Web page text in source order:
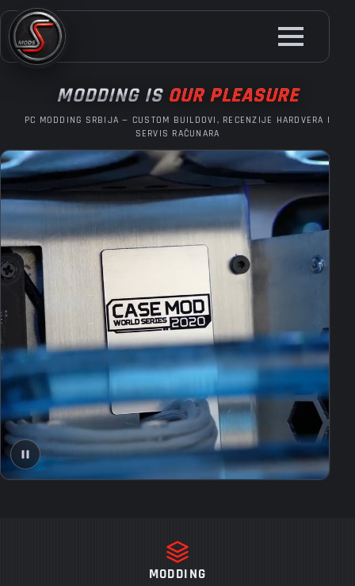
Skip
to
main
MODDING IS OUR PLEASURE
PC MODDING SRBIJA — CUSTOM BUILDOVI, RECENZIJE HARDVERA I
SERVIS RAČUNARA
MODDING